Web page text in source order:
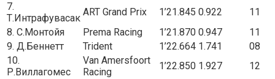
7.
Т.Интрафувасак
ART Grand Prix 1’21.845 0.922
11
8. С.Монтойя
Prema Racing 1’21.870 0.947
11
9. Д.Беннетт
Trident 1’22.664 1.741
08
10.
Р.Виллагомес
Van Amersfoort
Racing
1’22.850 1.927
12